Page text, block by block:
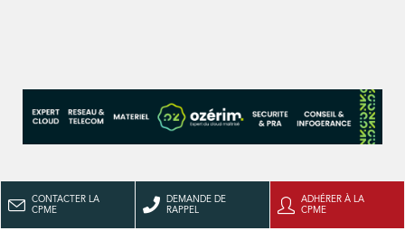
CONTACTER LA
CPME
DEMANDE DE
RAPPEL
ADHÉRER À LA
CPME